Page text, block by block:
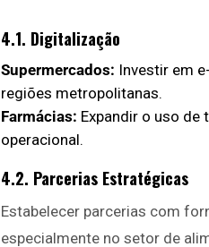
4.1. Digitalização
Supermercados: Investir em
regiões metropolitanas.
Farmácias: Expandir o uso
operacional.
4.2. Parcerias Estratégicas
Estabelecer parcerias com
especialmente no setor de